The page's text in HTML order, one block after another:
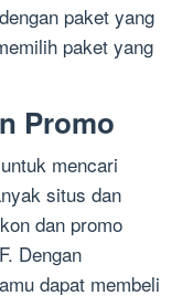
paket yang
paket yang
Promo
mencari
situs dan
dan promo
Dengan
dapat membeli